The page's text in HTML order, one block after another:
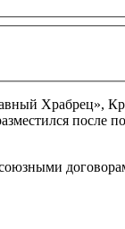
Храбрец»,